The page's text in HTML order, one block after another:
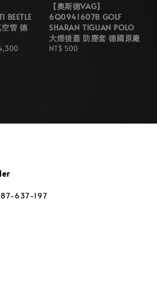
BEETLE
管 德
【奧斯德VAG】
6Q0941607B GOLF
SHARAN TIGUAN POLO
大燈後蓋 防塵套 德國原廠
Regular
NT$ 500
637-197